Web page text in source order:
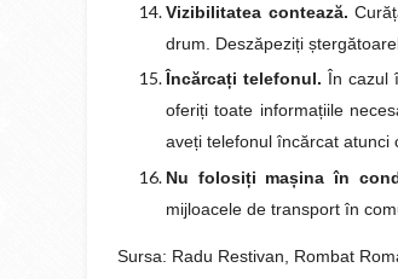
Vizibilitatea contează. Curăț
drum. Deszăpeziți ș
Încărcați telefonul. În cazul
oferiți toate informațiile
aveți telefonul încărcat atunci
Nu folosiți mașina în
mijloacele de transport în
Sursa: Radu Restivan, Rombat